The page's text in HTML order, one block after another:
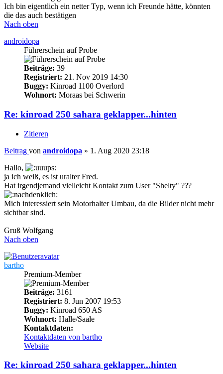
Ich bin eigentlich ein netter Typ, wenn ich Freunde hätte, könnten
die das auch bestätigen
Nach oben
androidopa
Führerschein auf Probe
Beiträge: 39
Registriert: 21. Nov 2019 14:30
Buggy: Kinroad 1100 Overlord
Wohnort: Moraas bei Schwerin
Re: kinroad 250 sahara geklapper...hinten
Zitieren
Beitrag von androidopa » 1. Aug 2020 23:18
Hallo,
ja ich weiß, es ist uralter Fred.
Hat irgendjemand vielleicht Kontakt zum User "Shelty" ???
Mich interessiert sein Motorhalter Umbau, da die Bilder nicht mehr
sichtbar sind.
Gruß Wolfgang
Nach oben
bartho
Premium-Member
Beiträge: 3161
Registriert: 8. Jun 2007 19:53
Buggy: Kinroad 650 AS
Wohnort: Halle/Saale
Kontaktdaten:
Kontaktdaten von bartho
Website
Re: kinroad 250 sahara geklapper...hinten